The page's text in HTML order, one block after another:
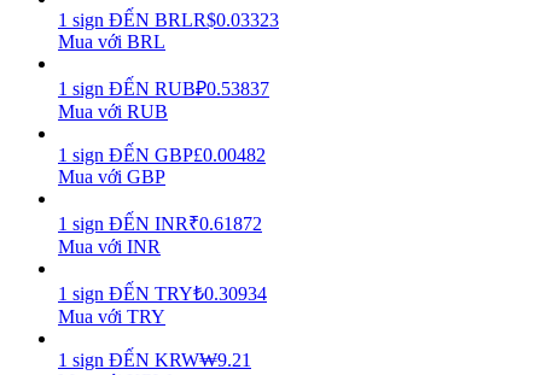
Làm cho tài sản của bạn tăng giá trị đều đặn
1 sign ĐẾN BRLR$0.03323
Mua với BRL
1 sign ĐẾN RUB₽0.53837
Mua với RUB
1 sign ĐẾN GBP£0.00482
Mua với GBP
1 sign ĐẾN INR₹0.61872
Mua với INR
1 sign ĐẾN TRY₺0.30934
Mua với TRY
1 sign ĐẾN KRW₩9.21